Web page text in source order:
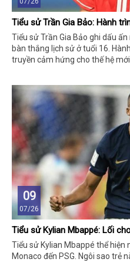
Tiểu sử Trần Gia Bảo: Hành
Tiểu sử Trần Gia Bảo ghi dấu
bàn thắng lịch sử ở tuổi 16.
truyền cảm hứng cho thế hệ mới.
09
07/26
Tiểu sử Kylian Mbappé: Lối
Tiểu sử Kylian Mbappé thể
Monaco đến PSG. Ngôi sao trẻ